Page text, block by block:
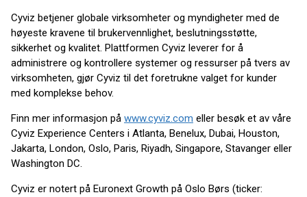
Cyviz betjener globale virksomheter og myndigheter med de
høyeste kravene til brukervennlighet, beslutningsstøtte,
sikkerhet og kvalitet. Plattformen Cyviz leverer for å
administrere og kontrollere systemer og ressurser på tvers av
virksomheten, gjør Cyviz til det foretrukne valget for kunder
med komplekse behov.
Finn mer informasjon på www.cyviz.com eller besøk et av våre
Cyviz Experience Centers i Atlanta, Benelux, Dubai, Houston,
Jakarta, London, Oslo, Paris, Riyadh, Singapore, Stavanger eller
Washington DC.
Cyviz er notert på Euronext Growth på Oslo Børs (ticker: